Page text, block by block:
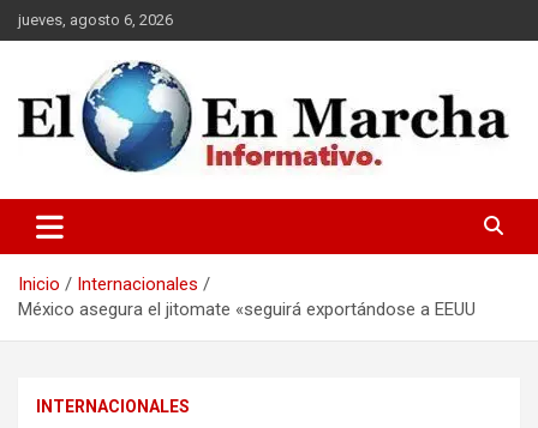
Saltar
al
jueves, agosto 6, 2026
elmundoenmarcha.net
Inicio
Internacionales
México asegura el jitomate «seguirá exportándose a EEUU
INTERNACIONALES